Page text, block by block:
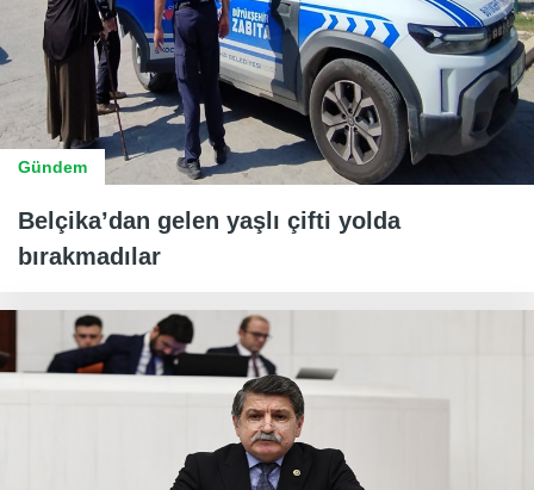
Gündem
Belçika’dan gelen yaşlı çifti yolda
bırakmadılar